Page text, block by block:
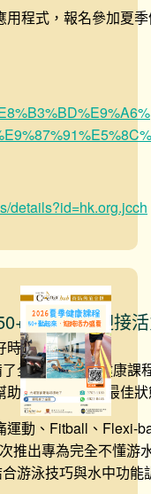
程式，報名參加夏
details?id=hk.org.jcch
動起來．迎接
時機！
全新的 #夏季健康課
助你在盛夏展現最佳
運動、Fitball、Flexi-
推出專為完全不懂游
游泳技巧與水中功能